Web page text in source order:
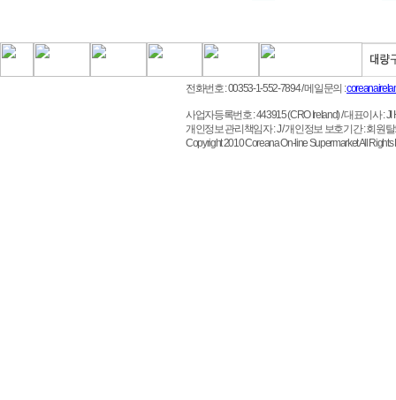
전화번호 : 00353-1-552-7894/ 메일문의 :
사업자등록번호 : 443915 (CRO Ireland)/ 대표이사 : JI
개인정보 관리책임자 : J / 개인정보 보호기간 : 회원
Copyright 2010 Coreana On-line Supermarket All